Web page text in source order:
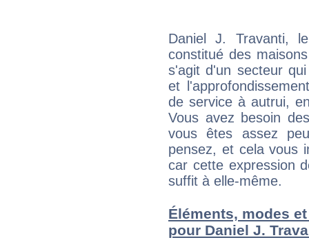
Daniel J. Travanti,
constitué des
s'agit d'un secteur
et
de service à autrui,
Vous avez besoin
vous êtes assez
pensez, et cela vous
car cette expression
suffit à elle-même.
Éléments, modes
pour Daniel J.